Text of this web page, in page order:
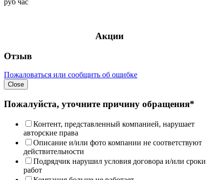
Акции
Отзыв
Пожаловаться или сообщить об ошибке
Close
Пожалуйста, уточните причину обращения*
Контент, представленный компанией, нарушает
авторские права
Описание и/или фото компании не соответствуют
действительности
Подрядчик нарушил условия договора и/или сроки
работ